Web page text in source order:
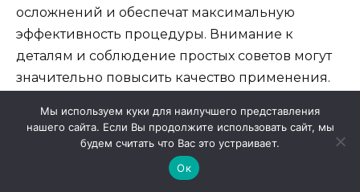
осложнений и обеспечат максимальную
эффективность процедуры. Внимание к
деталям и соблюдение простых советов могут
значительно повысить качество применения.
Консультация с врачом: Перед тем как
начинать курс лечения, обязательно
проконсультируйтесь с врачом.
Мы используем куки для наилучшего представления
нашего сайта. Если Вы продолжите использовать сайт, мы
будем считать что Вас это устраивает.
Ок